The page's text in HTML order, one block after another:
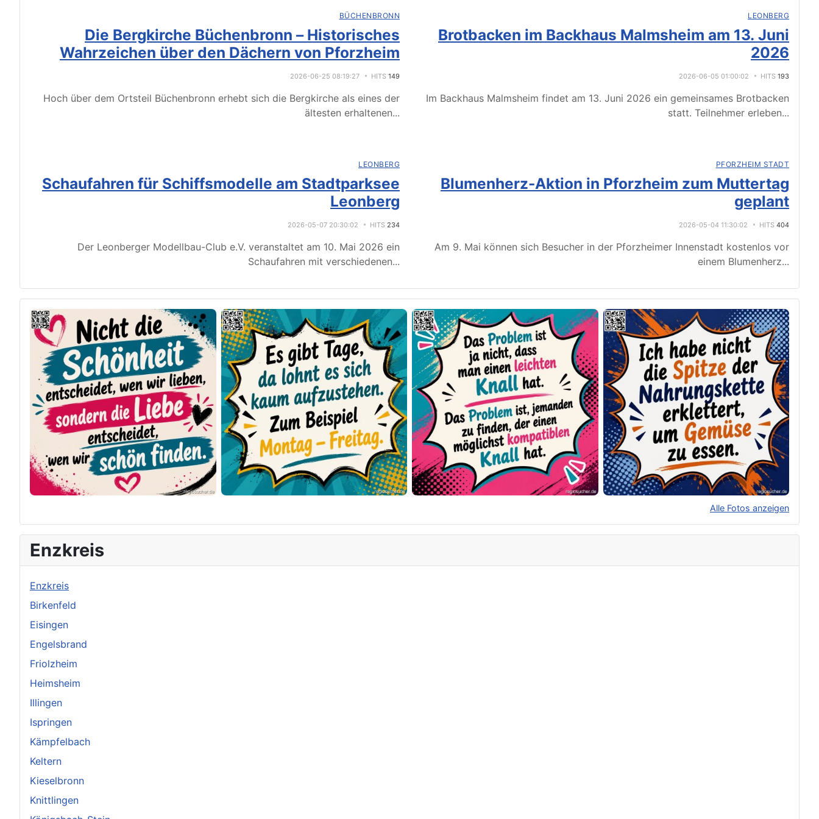
BÜCHENBRONN
Die Bergkirche Büchenbronn – Historisches
Wahrzeichen über den Dächern von Pforzheim
2026-06-25 08:19:27 HITS 149
Hoch über dem Ortsteil Büchenbronn erhebt sich die Bergkirche als eines der
ältesten erhaltenen...
LEONBERG
Brotbacken im Backhaus Malmsheim am 13. Juni
2026
2026-06-05 01:00:02 HITS 193
Im Backhaus Malmsheim findet am 13. Juni 2026 ein gemeinsames Brotbacken
statt. Teilnehmer erleben...
LEONBERG
Schaufahren für Schiffsmodelle am Stadtparksee
Leonberg
2026-05-07 20:30:02 HITS 234
Der Leonberger Modellbau-Club e.V. veranstaltet am 10. Mai 2026 ein
Schaufahren mit verschiedenen...
PFORZHEIM STADT
Blumenherz-Aktion in Pforzheim zum Muttertag
geplant
2026-05-04 11:30:02 HITS 404
Am 9. Mai können sich Besucher in der Pforzheimer Innenstadt kostenlos vor
einem Blumenherz...
Alle Fotos anzeigen
Original herunterladen
Enzkreis
Enzkreis
Birkenfeld
Eisingen
Engelsbrand
Friolzheim
Heimsheim
Illingen
Ispringen
Kämpfelbach
Keltern
Kieselbronn
Knittlingen